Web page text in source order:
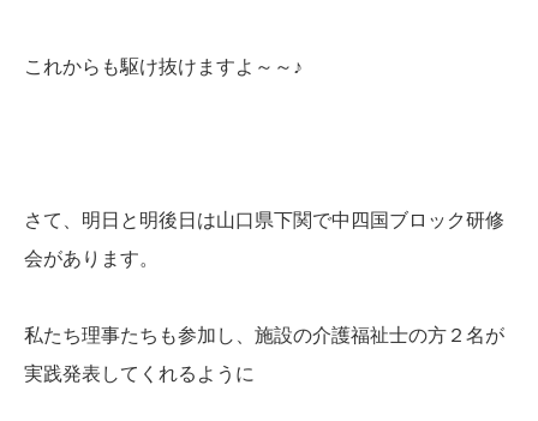
これからも駆け抜けますよ～～♪
さて、明日と明後日は山口県下関で中四国ブロック研修
会があります。
私たち理事たちも参加し、施設の介護福祉士の方２名が
実践発表してくれるように